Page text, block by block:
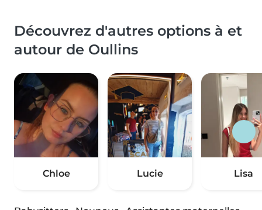
Découvrez d'autres options à et
autour de Oullins
Chloe Lucie Lisa